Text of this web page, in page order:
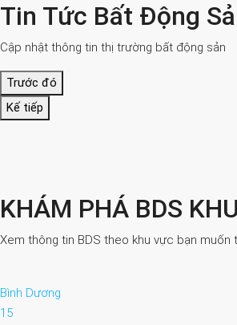
Tin Tức Bất Động
Cập nhật thông tin thị trường bất động sản
Trước đó
Kế tiếp
KHÁM PHÁ BDS
Xem thông tin BDS theo khu vực bạn muốn
Bình Dương
15